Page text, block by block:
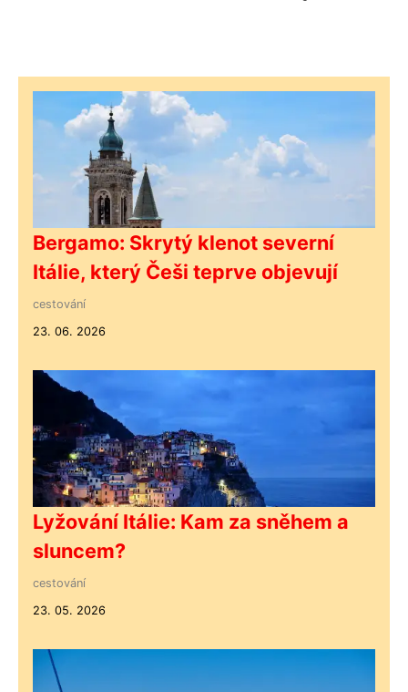
Bergamo: Skrytý klenot severní
Itálie, který Češi teprve objevují
cestování
23. 06. 2026
Lyžování Itálie: Kam za sněhem a
sluncem?
cestování
23. 05. 2026